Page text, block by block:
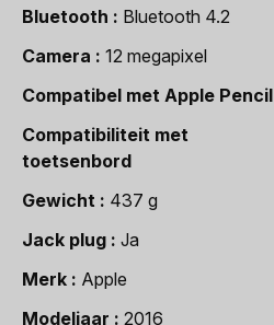
Bluetooth
Bluetooth 4.2
Camera
12 megapixel
Compatibel met Apple Pencil
Compatibiliteit met
toetsenbord
Gewicht
437 g
Jack plug
Ja
Merk
Apple
Modeljaar
2016